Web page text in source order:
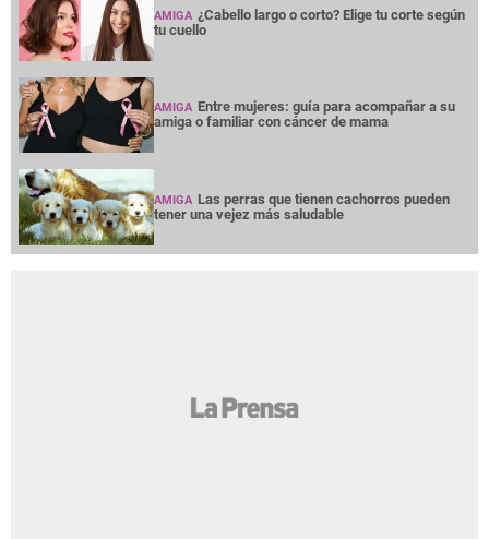
AMIGA ¿Cabello largo o corto? Elige tu corte según
tu cuello
AMIGA Entre mujeres: guía para acompañar a su
amiga o familiar con cáncer de mama
AMIGA Las perras que tienen cachorros pueden
tener una vejez más saludable